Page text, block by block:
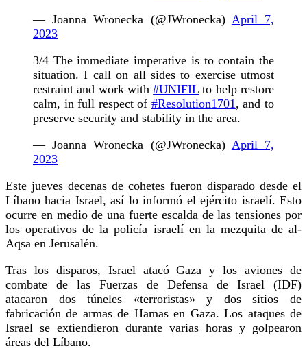
— Joanna Wronecka (@JWronecka) April 7,
2023
3/4 The immediate imperative is to contain the
situation. I call on all sides to exercise utmost
restraint and work with#UNIFIL to help restore
calm, in full respect of #Resolution1701 , and to
preserve security and stability in the area.
— Joanna Wronecka (@JWronecka) April 7,
2023
Este jueves decenas de cohetes fueron disparado desde el
Líbano hacia Israel, así lo informó el ejército israelí. Esto
ocurre en medio de una fuerte escalda de las tensiones por
los operativos de la policía israelí en la mezquita de al-
Aqsa en Jerusalén.
Tras los disparos, Israel atacó Gaza y los aviones de
combate de las Fuerzas de Defensa de Israel (IDF)
atacaron dos túneles «terroristas» y dos sitios de
fabricación de armas de Hamas en Gaza. Los ataques de
Israel se extiendieron durante varias horas y golpearon
áreas del Líbano.